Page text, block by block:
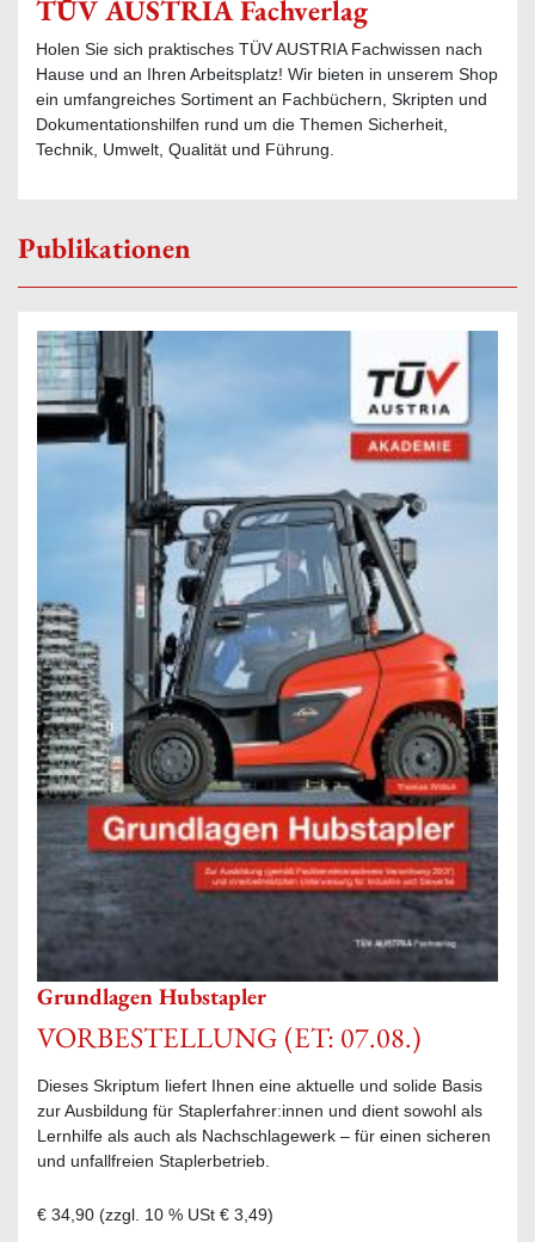
TÜV AUSTRIA Fachverlag
Holen Sie sich praktisches TÜV AUSTRIA Fachwissen nach
Hause und an Ihren Arbeitsplatz! Wir bieten in unserem Shop
ein umfangreiches Sortiment an Fachbüchern, Skripten und
Dokumentationshilfen rund um die Themen Sicherheit,
Technik, Umwelt, Qualität und Führung.
Publikationen
Grundlagen Hubstapler
VORBESTELLUNG (ET: 07.08.)
Dieses Skriptum liefert Ihnen eine aktuelle und solide Basis
zur Ausbildung für Staplerfahrer:innen und dient sowohl als
Lernhilfe als auch als Nachschlagewerk – für einen sicheren
und unfallfreien Staplerbetrieb.
€ 34,90 (zzgl. 10 % USt € 3,49)